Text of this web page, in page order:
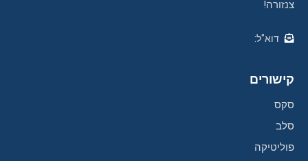
צנזורה!
דוא"ל:
קישורים
סקס
סלב
פוליטיקה